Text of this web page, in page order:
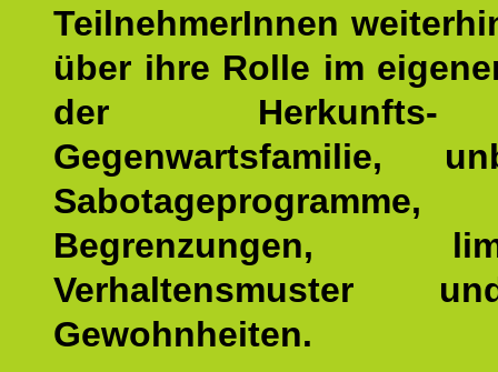
TeilnehmerInnen
über ihre Rolle im
der
Gegenwartsfamilie,
Begrenzungen,
Verhaltensmuster
Gewohnheiten.